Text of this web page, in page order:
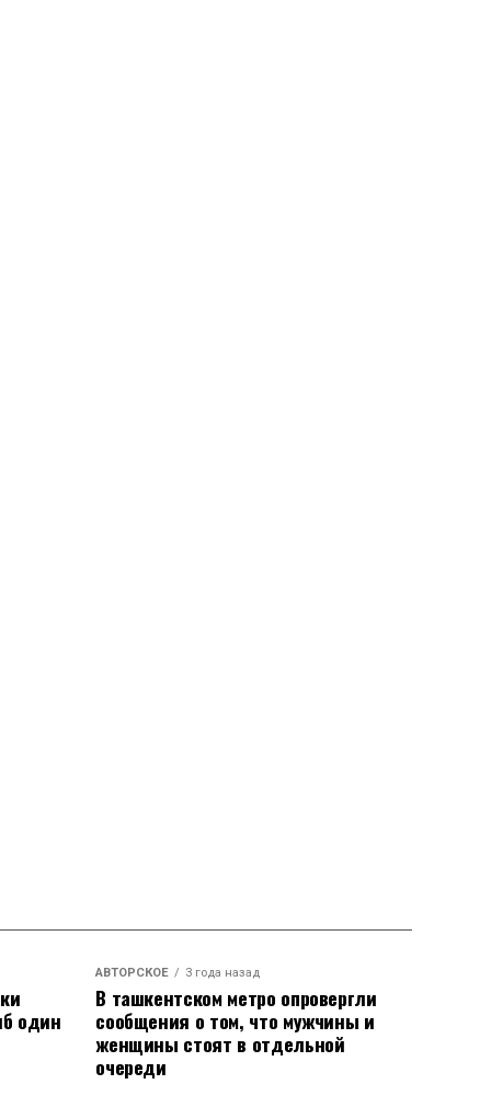
один
АВТОРСКОЕ 3 года назад
В ташкентском метро опровергли
сообщения о том, что мужчины и
женщины стоят в отдельной
очереди